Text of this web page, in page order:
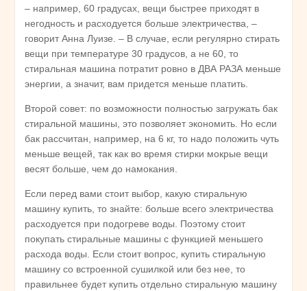
– например, 60 градусах, вещи быстрее приходят в
негодность и расходуется больше электричества, –
говорит Анна Луизе. – В случае, если регулярно стирать
вещи при температуре 30 градусов, а не 60, то
стиральная машина потратит ровно в ДВА РАЗА меньше
энергии, а значит, вам придется меньше платить.
Второй совет: по возможности полностью загружать бак
стиральной машины, это позволяет экономить. Но если
бак рассчитан, например, на 6 кг, то надо положить чуть
меньше вещей, так как во время стирки мокрые вещи
весят больше, чем до намокания.
Если перед вами стоит выбор, какую стиральную
машину купить, то знайте: больше всего электричества
расходуется при подогреве воды. Поэтому стоит
покупать стиральные машины с функцией меньшего
расхода воды. Если стоит вопрос, купить стиральную
машину со встроенной сушилкой или без нее, то
правильнее будет купить отдельно стиральную машину